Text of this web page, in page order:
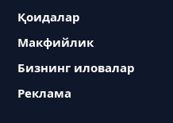
Қоидалар
Макфийлик
Бизнинг иловалар
Реклама